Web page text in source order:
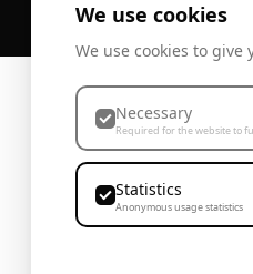
We use cookies
We use cookies to give
Necessary
Required for the website to
Statistics
Anonymous usage statistics